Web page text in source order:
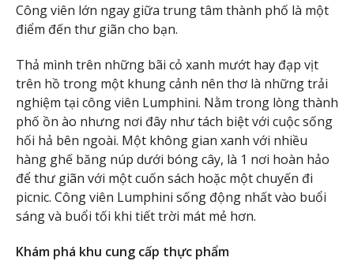
Công viên lớn ngay giữa trung tâm thành phố là một
điểm đến thư giãn cho bạn.
Thả mình trên những bãi cỏ xanh mướt hay đạp vịt
trên hồ trong một khung cảnh nên thơ là những trải
nghiệm tại công viên Lumphini. Nằm trong lòng thành
phố ồn ào nhưng nơi đây như tách biệt với cuộc sống
hối hả bên ngoài. Một không gian xanh với nhiều
hàng ghế băng núp dưới bóng cây, là 1 nơi hoàn hảo
để thư giãn với một cuốn sách hoặc một chuyến đi
picnic. Công viên Lumphini sống động nhất vào buổi
sáng và buổi tối khi tiết trời mát mẻ hơn.
Khám phá khu cung cấp thực phẩm